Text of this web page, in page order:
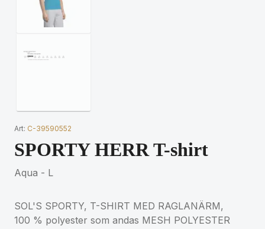
Art: C-39590552
SPORTY HERR T-shirt
Aqua - L
SOL'S SPORTY, T-SHIRT MED RAGLANÄRM,
100 % polyester som andas MESH POLYESTER